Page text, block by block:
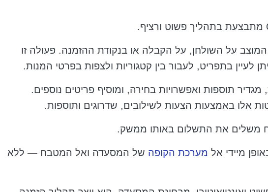
תחילה האורח סורק קוד QR המוצב על השולחן, על הקבלה או בנקודת ההזמנה. פעולה זו
לעיין בתפריט, לעבור בין קטגוריות ולצפות בפרטי המנות.
תוספות ואפשרויות בחירה, ומוסיף פריטים נוספים.
אלו באמצעות הצעות לשילובים, שדרוגים ותוספות.
משלים את התשלום באותו ממשק.
מיידי אל מערכת הקופה של המסעדה ואל המטבח — ללא